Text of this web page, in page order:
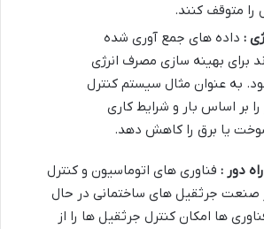
را متوقف کنند.
: داده های جمع آوری شده
برای بهینه سازی مصرف انرژی
به عنوان مثال سیستم کنترل
بر اساس بار و شرایط کاری
یا برق را کاهش دهد.
دور : فناوری های اتوماسیون و کنترل
صنعت جرثقیل های ساختمانی در حال
ها امکان کنترل جرثقیل ها را از